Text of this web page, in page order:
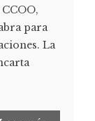
para
La